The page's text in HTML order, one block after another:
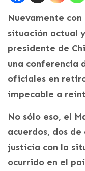
Nuevamente
situación actual
presidente de
una conferencia
oficiales en
impecable a
No sólo eso, el
acuerdos, dos
justicia con la
ocurrido en el